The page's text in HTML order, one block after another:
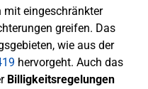
mit eingeschränkter
greifen. Das
wie aus der
hervorgeht. Auch das
Billigkeitsregelungen